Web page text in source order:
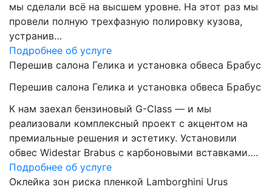
мы сделали всё на высшем уровне. На этот раз мы
провели полную трехфазную полировку кузова,
устранив…
Подробнее об услуге
Перешив салона Гелика и установка обвеса Брабус
Перешив салона Гелика и установка обвеса Брабус
К нам заехал бензиновый G-Class — и мы
реализовали комплексный проект с акцентом на
премиальные решения и эстетику. Установили
обвес Widestar Brabus с карбоновыми вставками….
Подробнее об услуге
Оклейка зон риска пленкой Lamborghini Urus